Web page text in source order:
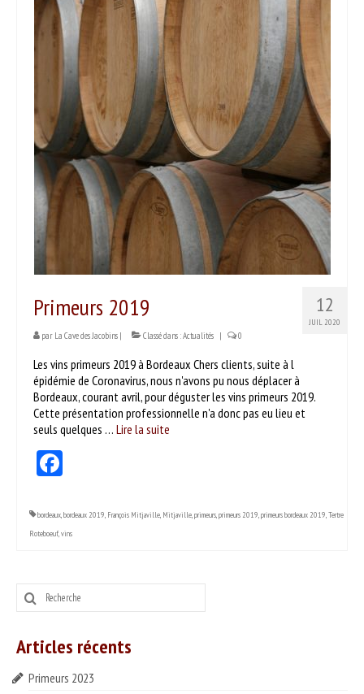
Actualités
PRODUITS
Nos vins
Nos bières & cidres
Nos spiritueux
Autres produits
SERVICES
DÉGUSTER
Séances dégustation
Nos partenaires
Idées recettes
CONTACT
ESPACE PROS
Catalogue pro cadeaux fin d’année
12
JUIL 2020
Primeurs 2019
par La Cave des Jacobins | Classé dans :Actualités | 0
Les vins primeurs 2019 à Bordeaux Chers clients, suite à l
épidémie de Coronavirus, nous n'avons pu nous déplacer à
Bordeaux, courant avril, pour déguster les vins primeurs 2019.
Cette présentation professionnelle n'a donc pas eu lieu et
seuls quelques … Lire la suite­­
bordeaux,bordeaux 2019, François Mitjaville, Mitjaville,primeurs,primeurs 2019,primeurs bordeaux 2019,Tertre
Roteboeuf,vins
Rechercher
:
Articles récents
Primeurs 2023